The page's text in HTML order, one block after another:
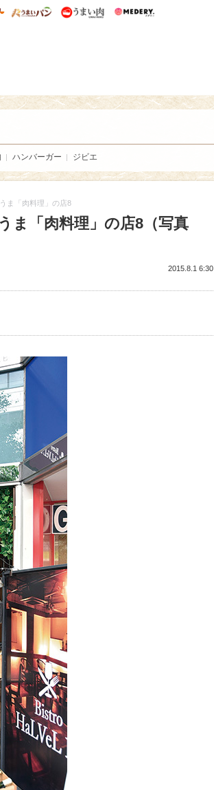
ニー特集
うまいめし うまいパン うまい肉
ハンバーガー ジビエ
ま「肉料理」の店8
ま「肉料理」の店8（写真
2015.8.1 6:30